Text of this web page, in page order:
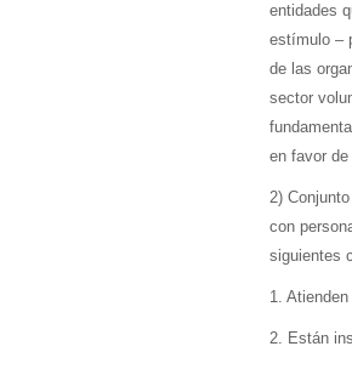
entidades
estímulo –
de las
sector
en favor
2)
con
siguientes
1.
2. Están